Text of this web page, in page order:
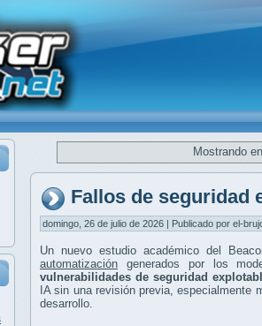
Mostrando
Fallos de seguridad
domingo, 26 de julio de 2026 | Publicado por el-
Un nuevo estudio académico del
automatización generados por los
vulnerabilidades de seguridad
IA sin una revisión previa, especialmente
desarrollo.